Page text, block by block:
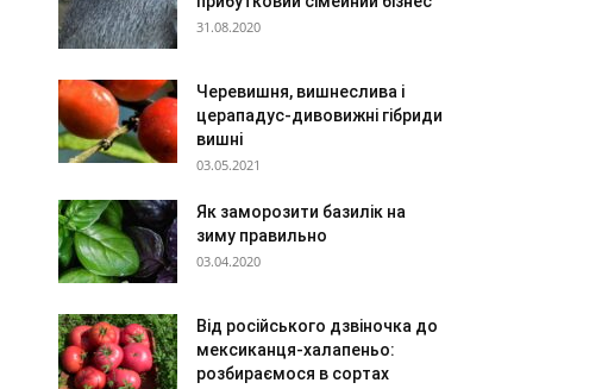
31.08.2020
Черевишня, вишнеслива і
церападус-дивовижні гібриди
вишні
03.05.2021
Як заморозити базилік на
зиму правильно
03.04.2020
Від російського дзвіночка до
мексиканця-халапеньо:
розбираємося в сортах